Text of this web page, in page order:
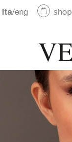
ita/eng
shop